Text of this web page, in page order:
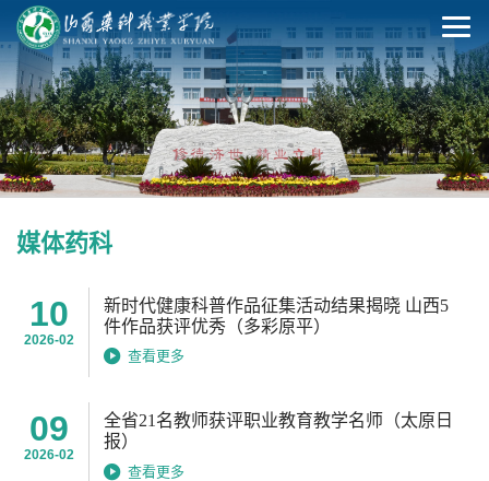
媒体药科
10
2026-02
新时代健康科普作品征集活动结果揭晓 山西5
件作品获评优秀（多彩原平）
查看更多
09
2026-02
全省21名教师获评职业教育教学名师（太原日
报）
查看更多